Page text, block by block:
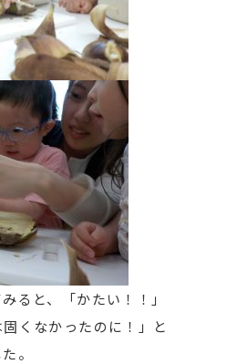
ると、「かたい！！」
固くなかったのに！」と
。